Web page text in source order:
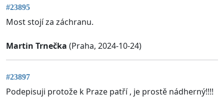
#23895
Most stojí za záchranu.
Martin Trnečka (Praha, 2024-10-24)
#23897
Podepisuji protože k Praze patří , je prostě nádherný!!!!